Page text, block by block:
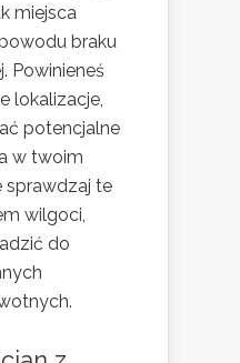
miejsca
braku
Powinieneś
lokalizacje,
potencjalne
w twoim
sprawdzaj te
wilgoci,
do